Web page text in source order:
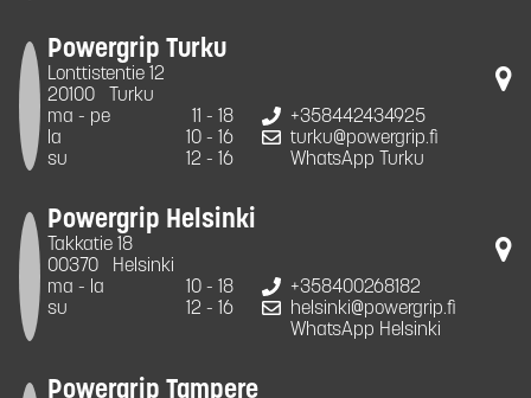
Powergrip Turku
Lonttistentie 12
20100
Turku
ma - pe
11 - 18
la
10 - 16
su
12 - 16
+358442434925
turku@powergrip.fi
WhatsApp Turku
Powergrip Helsinki
Takkatie 18
00370
Helsinki
ma - la
10 - 18
su
12 - 16
+358400268182
helsinki@powergrip.fi
WhatsApp Helsinki
Powergrip Tampere